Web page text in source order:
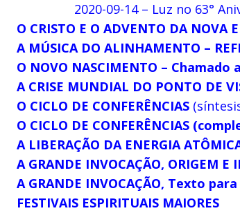
2020-09-14 – Luz no 63°
O CRISTO E O ADVENTO DA NOVA
A MÚSICA DO ALINHAMENTO –
O NOVO NASCIMENTO –
A CRISE MUNDIAL DO PONTO DE
O CICLO DE CONFERÊNCIAS
O CICLO DE CONFERÊNCIAS
A LIBERAÇÃO DA ENERGIA
A GRANDE INVOCAÇÃO, ORIGEM E
A GRANDE INVOCAÇÃO, Texto
FESTIVAIS ESPIRITUAIS MAIORES